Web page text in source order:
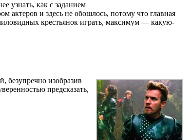
узнать, как с заданием
актеров и здесь не обошлось, потому что главная
крестьянок играть, максимум — какую-
безупречно изобразив
предсказать,